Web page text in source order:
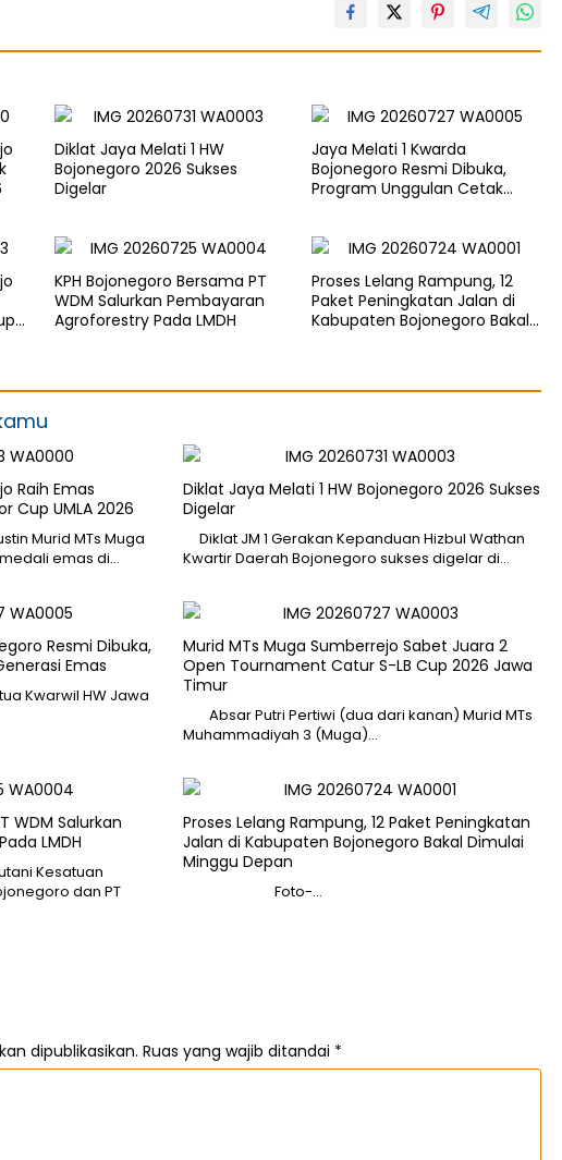
Diklat Jaya Melati 1 HW
Bojonegoro 2026 Sukses
Digelar
Jaya Melati 1 Kwarda
Bojonegoro Resmi Dibuka,
Program Unggulan Cetak
KPH Bojonegoro Bersama PT
WDM Salurkan Pembayaran
Agroforestry Pada LMDH
Proses Lelang Rampung, 12
Paket Peningkatan Jalan di
Kabupaten Bojonegoro Bakal
Raih Emas
Cup UMLA 2026
Murid MTs Muga
emas di…
Diklat Jaya Melati 1 HW Bojonegoro 2026 Sukses
Digelar
Diklat JM 1 Gerakan Kepanduan Hizbul Wathan
Kwartir Daerah Bojonegoro sukses digelar di…
Resmi Dibuka,
Emas
Kwarwil HW Jawa
Murid MTs Muga Sumberrejo Sabet Juara 2
Open Tournament Catur S-LB Cup 2026 Jawa
Timur
Absar Putri Pertiwi (dua dari kanan) Murid MTs
Muhammadiyah 3 (Muga)…
WDM Salurkan
LMDH
Kesatuan
dan PT
Proses Lelang Rampung, 12 Paket Peningkatan
Jalan di Kabupaten Bojonegoro Bakal Dimulai
Minggu Depan
Foto-…
dipublikasikan. Ruas yang wajib ditandai *